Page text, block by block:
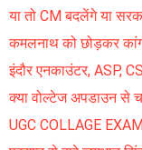
या तो CM बदलेंगे या
कमलनाथ को छोड़कर
इंदौर एनकाउंटर, ASP,
क्या वोल्टेज अपडाउन से
UGC COLLAGE